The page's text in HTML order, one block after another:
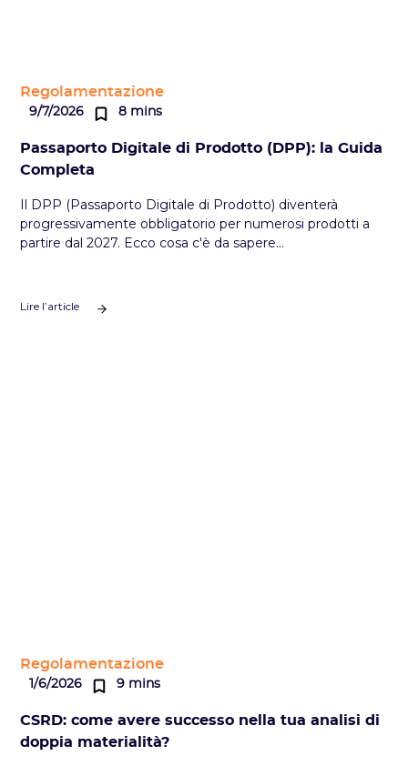
Regolamentazione
9/7/2026 8 mins
Passaporto Digitale di Prodotto (DPP): la Guida
Completa
Il DPP (Passaporto Digitale di Prodotto) diventerà
progressivamente obbligatorio per numerosi prodotti a
partire dal 2027. Ecco cosa c'è da sapere...
Lire l’article
Regolamentazione
1/6/2026 9 mins
CSRD: come avere successo nella tua analisi di
doppia materialità?